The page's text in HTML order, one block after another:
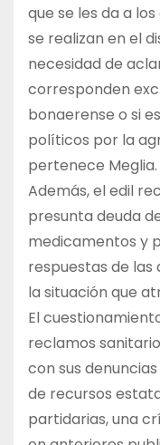
que se les da a
se realizan en el
necesidad de
corresponden
bonaerense o si
políticos por la
pertenece Meglia.
Además, el edil
presunta deuda
medicamentos y
respuestas de
la situación que
El
reclamos
con sus
de recursos
partidarias, una